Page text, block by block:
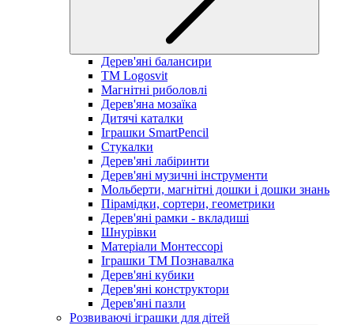
Дерев'яні балансири
TM Logosvit
Магнітні риболовлі
Дерев'яна мозаїка
Дитячі каталки
Іграшки SmartPencil
Стукалки
Дерев'яні лабіринти
Дерев'яні музичні інструменти
Мольберти, магнітні дошки і дошки знань
Пірамідки, сортери, геометрики
Дерев'яні рамки - вкладиші
Шнурівки
Матеріали Монтессорі
Іграшки ТМ Познавалка
Дерев'яні кубики
Дерев'яні конструктори
Дерев'яні пазли
Розвиваючі іграшки для дітей